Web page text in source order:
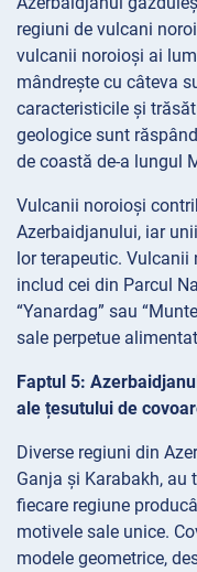
regiuni de vulcani
vulcanii noroioși ai
mândrește cu câteva
caracteristicile și
geologice sunt
de coastă de-a lungul
Vulcanii noroioși
Azerbaidjanului, iar
lor terapeutic.
includ cei din Parcul
“Yanardag” sau
sale perpetue
Faptul 5:
ale țesutului de
Diverse regiuni din
Ganja și Karabakh, au
fiecare regiune
motivele sale unice.
modele geometrice,